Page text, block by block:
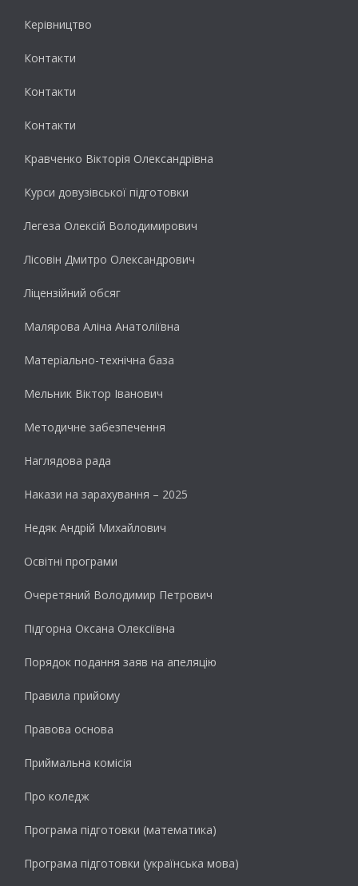
Керівництво
Контакти
Контакти
Контакти
Кравченко Вікторія Олександрівна
Курси довузівської підготовки
Легеза Олексій Володимирович
Лісовін Дмитро Олександрович
Ліцензійний обсяг
Малярова Аліна Анатоліївна
Матеріально-технічна база
Мельник Віктор Іванович
Методичне забезпечення
Наглядова рада
Накази на зарахування – 2025
Недяк Андрій Михайлович
Освітні програми
Очеретяний Володимир Петрович
Підгорна Оксана Олексіївна
Порядок подання заяв на апеляцію
Правила прийому
Правова основа
Приймальна комісія
Про коледж
Програма підготовки (математика)
Програма підготовки (українська мова)